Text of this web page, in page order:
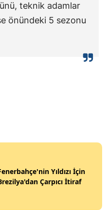
teknik adamlar
önündeki 5 sezonu
Yıldızı İçin
Çarpıcı İtiraf